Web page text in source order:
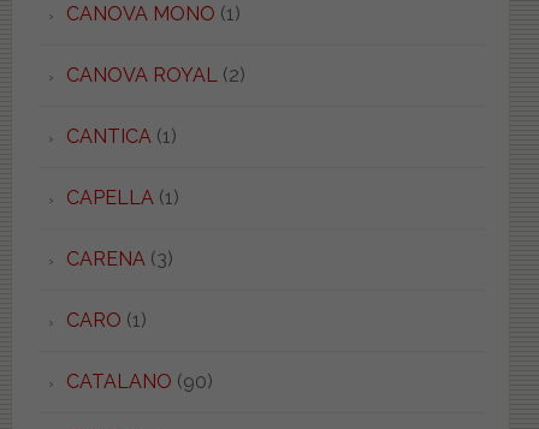
CANOVA MONO (1)
CANOVA ROYAL (2)
CANTICA (1)
CAPELLA (1)
CARENA (3)
CARO (1)
CATALANO (90)